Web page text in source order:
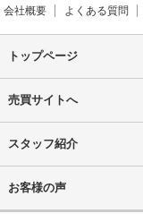
会社概要
よくある質問
トップページ
売買サイトへ
スタッフ紹介
お客様の声